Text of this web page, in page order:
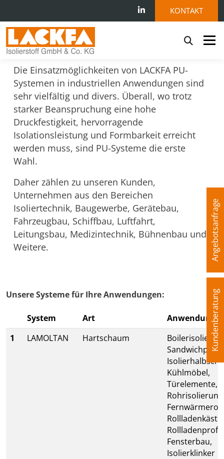
KONTAKT
Menü
PRODUKTE BRANCHEN LEISTUNGEN
NACHHALTIGKEIT LACKFA KONTAKT
PROFISHOP
BRANCHEN
Die Ein­satz­mög­lich­kei­ten von LACKFA PU-
Systemen in in­dus­tri­el­len An­wen­dun­gen sind
sehr viel­fäl­tig und divers. Übe­r­all, wo trotz
star­ker Be­an­spru­chung eine hohe
Druckfestigkeit, hervorragende
Isolationsleistung und Formbarkeit er­reicht
wer­den muss, sind PU-Systeme die ers­te
Wahl.
Daher zählen zu unseren Kunden,
Unternehmen aus den Bereichen
Isoliertechnik, Baugewerbe, Gerätebau,
Fahrzeugbau, Schiffbau, Luftfahrt,
Leitungsbau, Medizintechnik, Bühnenbau und
Weitere.
Unsere Systeme für Ihre Anwendungen:
System Art
1
LAMOLTAN Hartschaum
Kühlmöbel,
Türelemente,
Fensterbau,
Isolierklinker
Kundenberatung
Angebotsanfrage